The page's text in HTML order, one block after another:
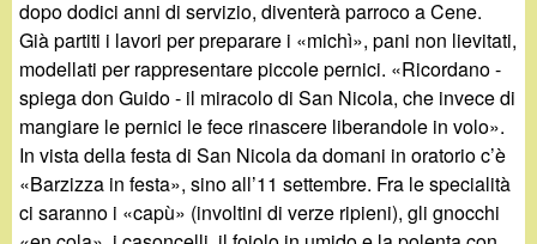
i
t
dopo dodici anni di servizio, diventerà parroco a Cene.
Già partiti i lavori per preparare i «michì», pani non lievitati,
modellati per rappresentare piccole pernici. «Ricordano -
spiega don Guido - il miracolo di San Nicola, che invece di
mangiare le pernici le fece rinascere liberandole in volo».
In vista della festa di San Nicola da domani in oratorio c’è
«Barzizza in festa», sino all’11 settembre. Fra le specialità
ci saranno i «capù» (involtini di verze ripieni), gli gnocchi